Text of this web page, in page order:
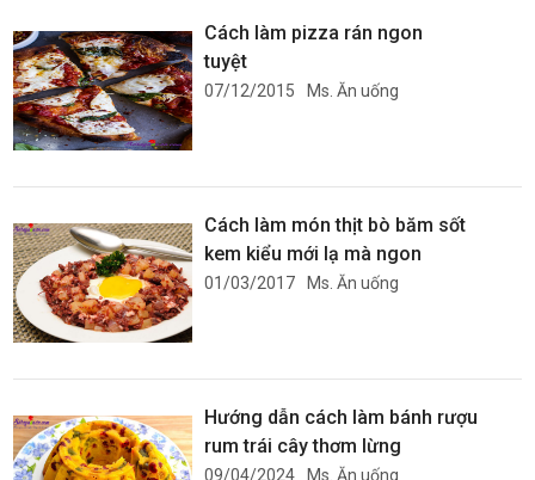
Cách làm pizza rán ngon
tuyệt
07/12/2015 Ms. Ăn uống
Cách làm món thịt bò băm sốt
kem kiểu mới lạ mà ngon
01/03/2017 Ms. Ăn uống
Hướng dẫn cách làm bánh rượu
rum trái cây thơm lừng
09/04/2024 Ms. Ăn uống